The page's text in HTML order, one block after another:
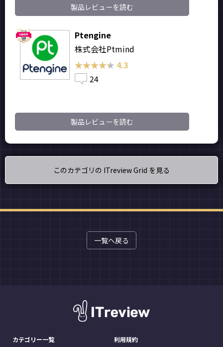
製品レビューを読む
Ptengine
株式会社Ptmind
★★★★★
★★★★★ 4.3
24
製品レビューを読む
このカテゴリの ITreview Grid を見る
一覧へ戻る
カテゴリー一覧
利用規約